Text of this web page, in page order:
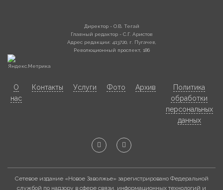
Директор - О.В. Тегай
Главный редактор - С.Г. Аристов
Адрес редакции: 413720, г. Пугачев,
Революционный проспект, 186
О
нас
Контакты Услуги Фото Архив
Политика
обработки
персональных
данных
Сетевое издание «Новое Заволжье» зарегистрировано Федеральной
службой по надзору в сфере связи, информационных технологий и